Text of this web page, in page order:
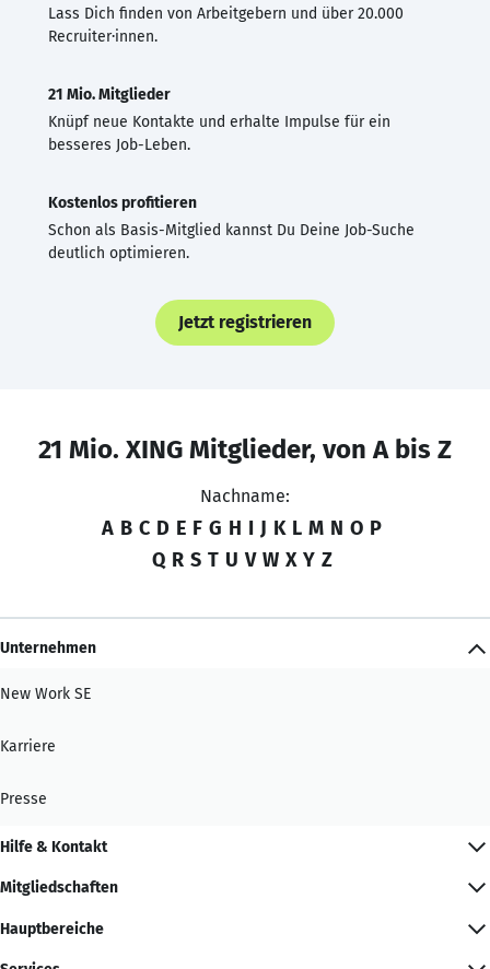
Lass Dich finden von Arbeitgebern und über 20.000
Recruiter·innen.
21 Mio. Mitglieder
Knüpf neue Kontakte und erhalte Impulse für ein
besseres Job-Leben.
Kostenlos profitieren
Schon als Basis-Mitglied kannst Du Deine Job-Suche
deutlich optimieren.
Jetzt registrieren
21 Mio. XING Mitglieder, von A bis Z
Nachname:
A B C D E F G H I J K L M N O P
Q R S T U V W X Y Z
Unternehmen
New Work SE
Karriere
Presse
Hilfe & Kontakt
Mitgliedschaften
Hauptbereiche